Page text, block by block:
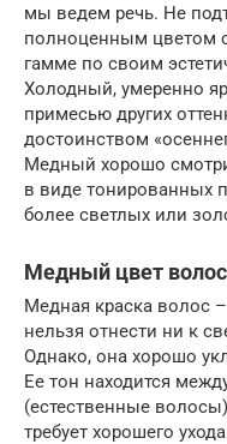
мы ведем речь. Не
полноценным цветом
гамме по своим
Холодный, умеренно
примесью других
достоинством
Медный хорошо
в виде тонированных
более светлых или
Медный цвет
Медная краска волос
нельзя отнести ни к
Однако, она хорошо
Ее тон находится
(естественные
требует хорошего